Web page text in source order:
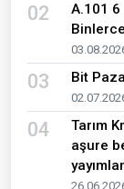
02
A.101 6
03 Bit
04
Tarım
aşure